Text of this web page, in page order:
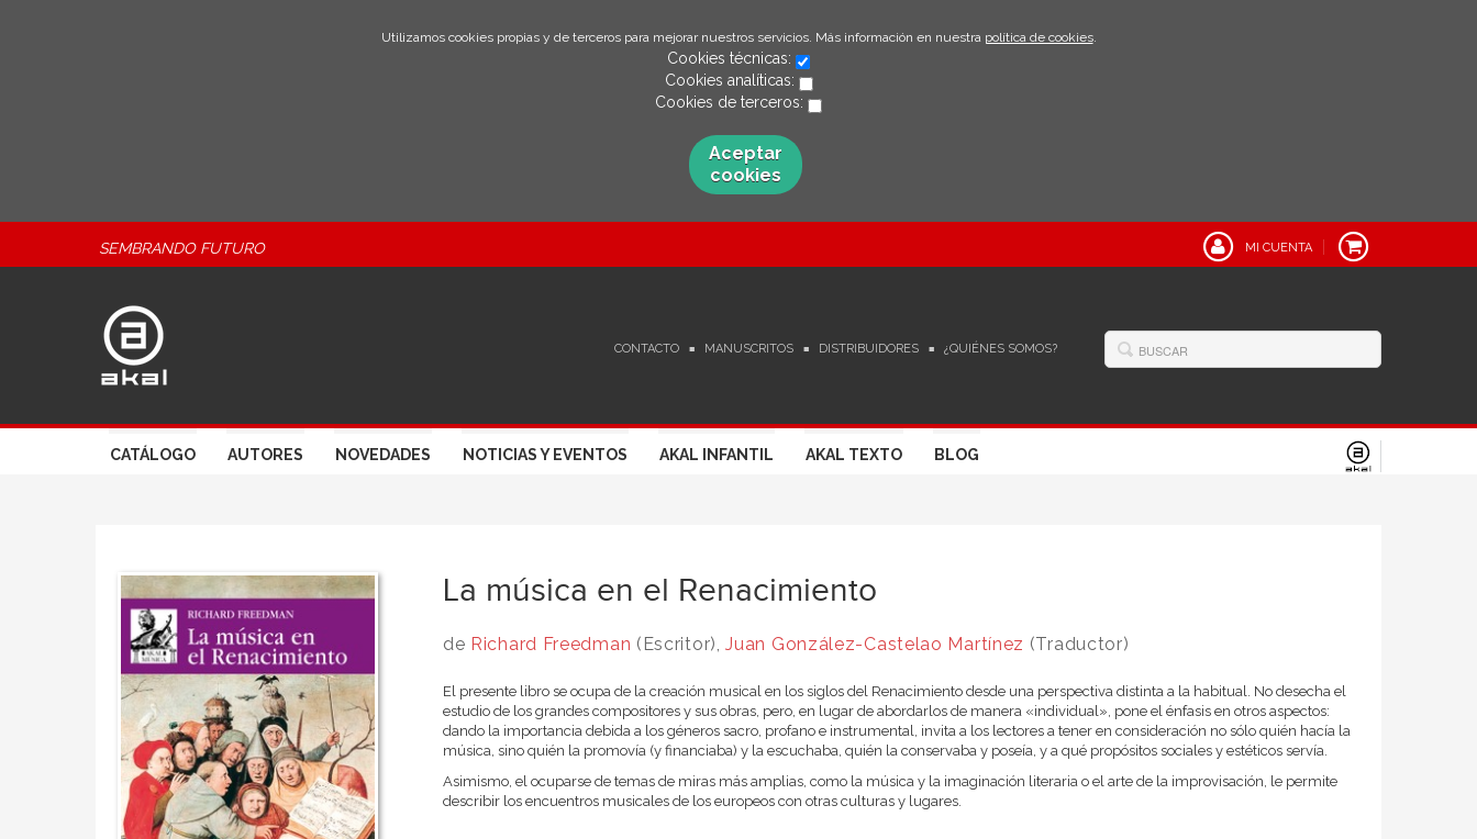
Utilizamos cookies propias y de terceros para mejorar nuestros servicios. Más información en nuestra política de cookies.
Cookies técnicas:
Cookies analíticas:
Cookies de terceros:
Aceptar
cookies
SEMBRANDO FUTURO MI CUENTA
CONTACTO MANUSCRITOS DISTRIBUIDORES ¿QUIÉNES SOMOS?
CATÁLOGO AUTORES NOVEDADES NOTICIAS Y EVENTOS AKAL INFANTIL AKAL TEXTO BLOG
La música en el Renacimiento
de Richard Freedman (Escritor),Juan González-Castelao Martínez (Traductor)
El presente libro se ocupa de la creación musical en los siglos del Renacimiento desde una perspectiva distinta a la habitual. No desecha el
estudio de los grandes compositores y sus obras, pero, en lugar de abordarlos de manera «individual», pone el énfasis en otros aspectos:
dando la importancia debida a los géneros sacro, profano e instrumental, invita a los lectores a tener en consideración no sólo quién hacía la
música, sino quién la promovía (y financiaba) y la escuchaba, quién la conservaba y poseía, y a qué propósitos sociales y estéticos servía.
Asimismo, el ocuparse de temas de miras más amplias, como la música y la imaginación literaria o el arte de la improvisación, le permite
describir los encuentros musicales de los europeos con otras culturas y lugares.